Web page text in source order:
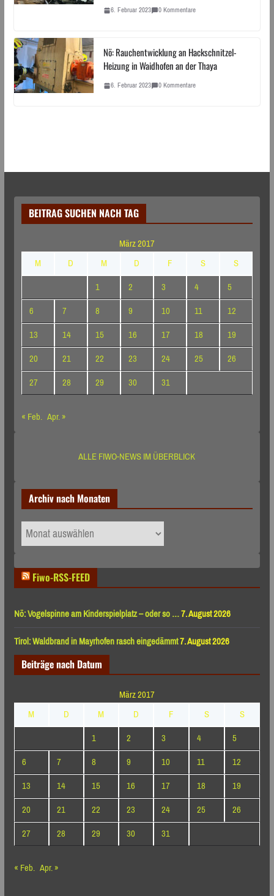
6. Februar 2023 0 Kommentare
Nö: Rauchentwicklung an Hackschnitzel-
Heizung in Waidhofen an der Thaya
6. Februar 2023 0 Kommentare
BEITRAG SUCHEN NACH TAG
März 2017
M
D M D F S
S
1
2 3 4
5
6
7 8 9 10 11
12
13
14 15 16 17 18
19
20
21 22 23 24 25
26
27
28 29 30
31
« Feb. Apr. »
ALLE FIWO-NEWS IM ÜBERBLICK
Archiv nach Monaten
Archiv
nach
Fiwo-RSS-FEED
Nö: Vogelspinne am Kinderspielplatz – oder so …7. August 2026
Tirol: Waldbrand in Mayrhofen rasch eingedämmt7. August 2026
Beiträge nach Datum
März 2017
M
D M D F S
S
1
2 3 4
5
6
7 8 9 10 11
12
13
14 15 16 17 18
19
20
21 22 23 24 25
26
27
28 29 30
31
« Feb. Apr. »